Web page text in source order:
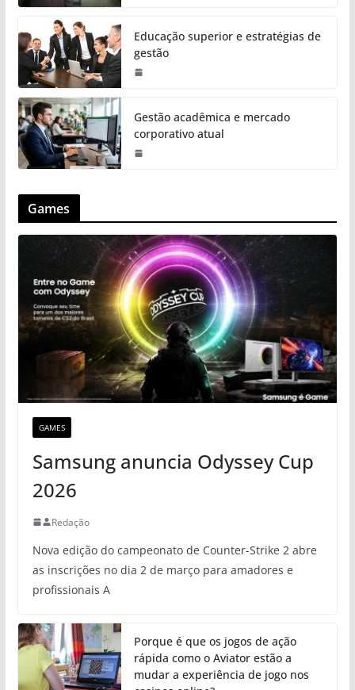
Educação superior e estratégias de
gestão
Gestão acadêmica e mercado
corporativo atual
Games
GAMES
Samsung anuncia Odyssey Cup
2026
Redação
Nova edição do campeonato de Counter-Strike 2 abre
as inscrições no dia 2 de março para amadores e
profissionais A
Porque é que os jogos de ação
rápida como o Aviator estão a
mudar a experiência de jogo nos